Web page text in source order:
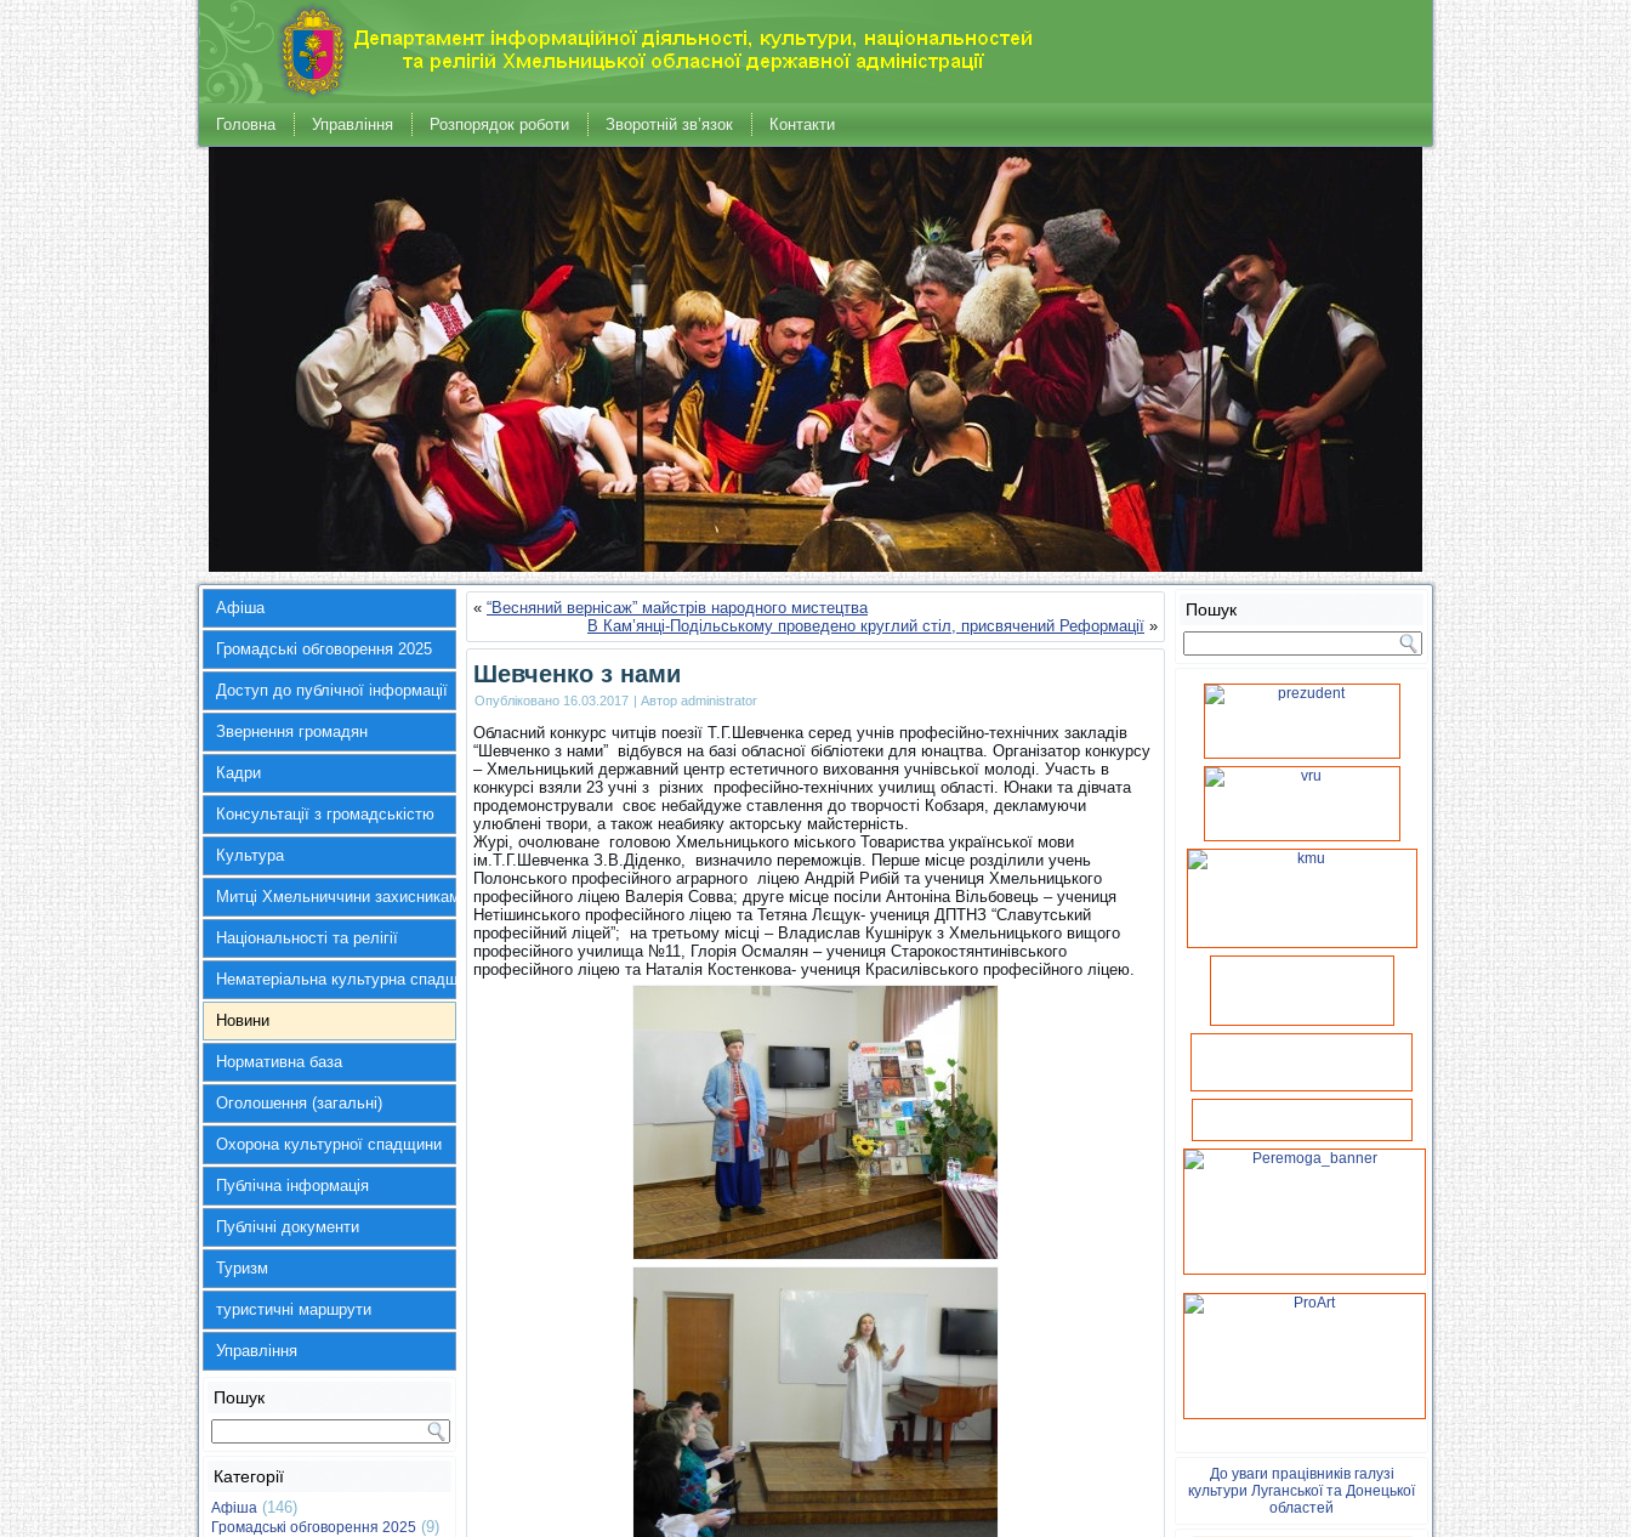
Головна Управління Розпорядок роботи Зворотній зв’язок Контакти
Афіша
Громадські обговорення 2025
Доступ до публічної інформації
Звернення громадян
Кадри
Консультації з громадськістю
Культура
Митці Хмельниччини захисникам України
Національності та релігії
Нематеріальна культурна спадщина
Новини
Нормативна база
Оголошення (загальні)
Охорона культурної спадщини
Публічна інформація
Публічні документи
Туризм
туристичні маршрути
Управління
Пошук
Категорії
Афіша (146)
Громадські обговорення 2025 (9)
« “Весняний вернісаж” майстрів народного мистецтва
В Кам’янці-Подільському проведено круглий стіл, присвячений Реформації »
Шевченко з нами
Опубліковано 16.03.2017 | Автор administrator
Обласний конкурс читців поезії Т.Г.Шевченка серед учнів професійно-технічних закладів
“Шевченко з нами” відбувся на базі обласної бібліотеки для юнацтва. Організатор конкурсу
– Хмельницький державний центр естетичного виховання учнівської молоді. Участь в
конкурсі взяли 23 учні з різних професійно-технічних училищ області. Юнаки та дівчата
продемонстрували своє небайдуже ставлення до творчості Кобзаря, декламуючи
улюблені твори, а також неабияку акторську майстерність.
Журі, очолюване головою Хмельницького міського Товариства української мови
ім.Т.Г.Шевченка З.В.Діденко, визначило переможців. Перше місце розділили учень
Полонського професійного аграрного ліцею Андрій Рибій та учениця Хмельницького
професійного ліцею Валерія Совва; друге місце посіли Антоніна Вільбовець – учениця
Нетішинського професійного ліцею та Тетяна Лєщук- учениця ДПТНЗ “Славутський
професійний ліцей”; на третьому місці – Владислав Кушнірук з Хмельницького вищого
професійного училища №11, Глорія Осмалян – учениця Старокостянтинівського
професійного ліцею та Наталія Костенкова- учениця Красилівського професійного ліцею.
Пошук
До уваги працівників галузі
культури Луганської та Донецької
областей